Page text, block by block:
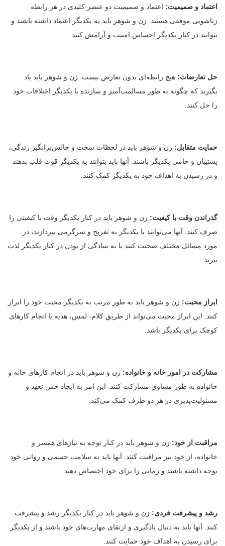
اعتماد و صمیمیت: اعتماد و صمیمیت دو عنصر کلیدی در هر رابطه
زناشویی موفقی هستند. زن و شوهر باید به یکدیگر اعتماد داشته باشند و
بتوانند در کنار یکدیگر احساس امنیت و آرامش کنند.
حل تعارضات: هیچ رابطه‌ای بدون تعارض نیست. زن و شوهر باید یاد
بگیرند که چگونه به طور مسالمت‌آمیز و سازنده با یکدیگر اختلافات خود
را حل کنند.
حمایت متقابل: زن و شوهر باید در لحظات سخت و چالش‌برانگیز زندگی،
پشتیبان و حامی یکدیگر باشند. آنها باید بتوانند به یکدیگر قوت قلب بدهند
و در رسیدن به اهداف خود به یکدیگر کمک کنند.
گذراندن وقت با کیفیت: زن و شوهر باید در کنار یکدیگر وقت با کیفیتی را
صرف کنند. آنها می‌توانند با یکدیگر به تفریح و سرگرمی بپردازند، در
مورد مسائل مختلف صحبت کنند یا به سادگی از بودن در کنار یکدیگر لذت
ببرند.
ابراز محبت: زن و شوهر باید به طور مرتب به یکدیگر محبت خود را ابراز
کنند. این ابراز محبت می‌تواند از طریق کلام، لمس، هدیه یا انجام کارهای
کوچک برای یکدیگر باشد.
مشارکت در امور خانه و خانواده: زن و شوهر باید در انجام کارهای خانه و
خانواده به طور مساوی مشارکت کنند. این امر به ایجاد حس تعهد و
مسئولیت‌پذیری در هر دو طرف کمک می‌کند.
مراقبت از خود: زن و شوهر باید در کنار توجه به نیازهای همسر و
خانواده، از خود نیز مراقبت کنند. آنها باید به سلامت جسمی و روانی خود
توجه داشته باشند و زمانی را برای خود اختصاص دهند.
رشد و پیشرفت فردی: زن و شوهر باید در کنار یکدیگر رشد و پیشرفت
کنند. آنها باید به دنبال یادگیری و ارتقای مهارت‌های خود باشند و از یکدیگر
برای رسیدن به اهداف خود حمایت کنند.